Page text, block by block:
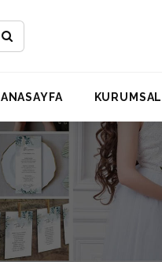
ANASAYFA KURUMSAL